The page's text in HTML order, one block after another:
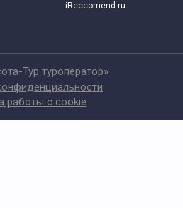
- iReccomend.ru
Тур туроператор»
работы с cookie